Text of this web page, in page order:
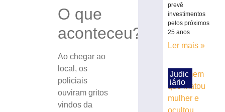
O que
aconteceu?
Ao chegar ao
local, os
policiais
ouviram gritos
vindos da
Carro
capota
mangue
prevê
investimentos
pelos próximos
25 anos
Ler mais »
Judic
iário